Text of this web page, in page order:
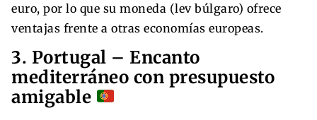
euro, por lo que su moneda (lev búlgaro) ofrece
ventajas frente a otras economías europeas.
3. Portugal – Encanto
mediterráneo con presupuesto
amigable